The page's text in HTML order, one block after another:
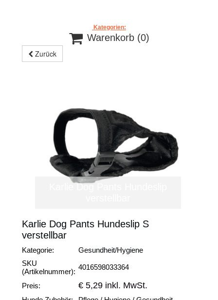
Kategorien:
 Warenkorb (0)
Zurück
Karlie Dog Pants Hundeslip
Karlie Dog Pants Hundeslip S
verstellbar
Kategorie:
Gesundheit/Hygiene
SKU
(Artikelnummer):
4016598033364
Preis: € 5,29 inkl. MwSt.